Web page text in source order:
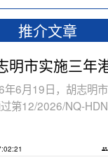
推介文章
年6月19日，胡志明
第12/2026/NQ-